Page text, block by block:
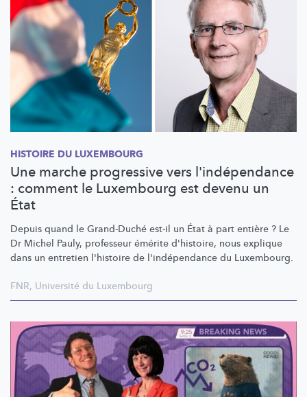
HISTOIRE DU LUXEMBOURG
Une marche progressive vers l'indépendance
: comment le Luxembourg est devenu un
État
Depuis quand le Grand-Duché est-il un État à part entière ? Le
Dr Michel Pauly, professeur émérite d'histoire, nous explique
dans un entretien l'histoire de l'indépendance du Luxembourg.
FNR, Université du Luxembourg